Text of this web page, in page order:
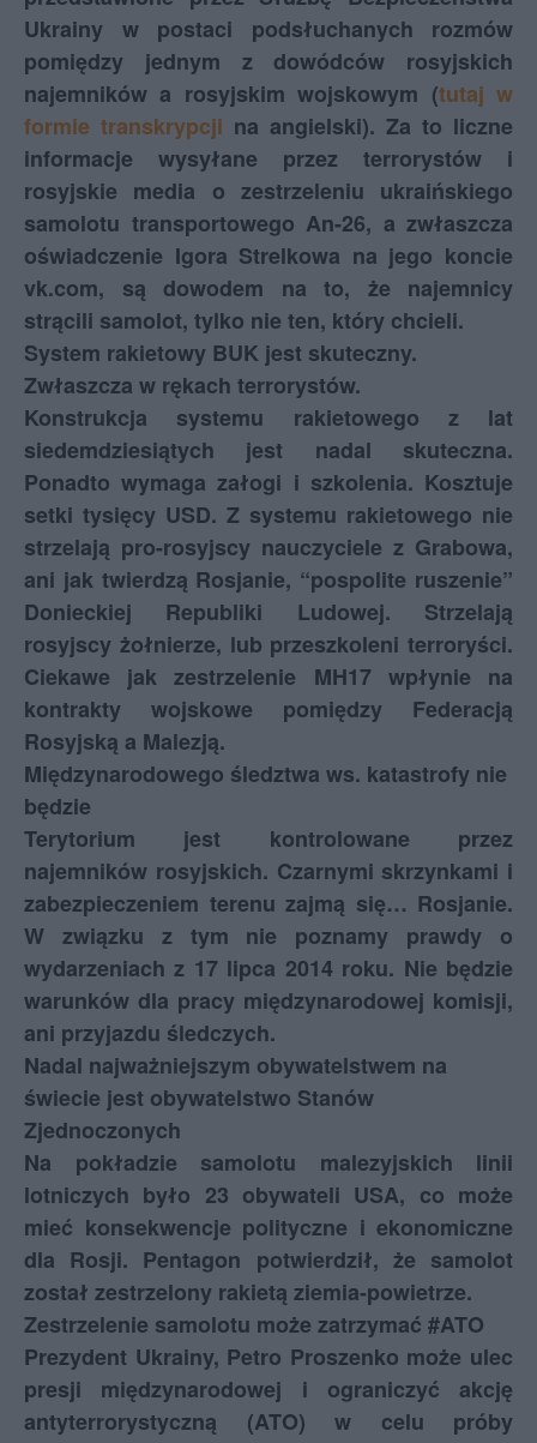
Ukrainy w postaci podsłuchanych rozmów
pomiędzy jednym z dowódców rosyjskich
najemników a rosyjskim wojskowym (tutaj w
formie transkrypcji na angielski). Za to liczne
informacje wysyłane przez terrorystów i
rosyjskie media o zestrzeleniu ukraińskiego
samolotu transportowego An-26, a zwłaszcza
oświadczenie Igora Strelkowa na jego koncie
vk.com, są dowodem na to, że najemnicy
strącili samolot, tylko nie ten, który chcieli.
System rakietowy BUK jest skuteczny.
Zwłaszcza w rękach terrorystów.
Konstrukcja systemu rakietowego z lat
siedemdziesiątych jest nadal skuteczna.
Ponadto wymaga załogi i szkolenia. Kosztuje
setki tysięcy USD. Z systemu rakietowego nie
strzelają pro-rosyjscy nauczyciele z Grabowa,
ani jak twierdzą Rosjanie, “pospolite ruszenie”
Donieckiej Republiki Ludowej. Strzelają
rosyjscy żołnierze, lub przeszkoleni terroryści.
Ciekawe jak zestrzelenie MH17 wpłynie na
kontrakty wojskowe pomiędzy Federacją
Rosyjską a Malezją.
Międzynarodowego śledztwa ws. katastrofy nie
będzie
Terytorium jest kontrolowane przez
najemników rosyjskich. Czarnymi skrzynkami i
zabezpieczeniem terenu zajmą się… Rosjanie.
W związku z tym nie poznamy prawdy o
wydarzeniach z 17 lipca 2014 roku. Nie będzie
warunków dla pracy międzynarodowej komisji,
ani przyjazdu śledczych.
Nadal najważniejszym obywatelstwem na
świecie jest obywatelstwo Stanów
Zjednoczonych
Na pokładzie samolotu malezyjskich linii
lotniczych było 23 obywateli USA, co może
mieć konsekwencje polityczne i ekonomiczne
dla Rosji. Pentagon potwierdził, że samolot
został zestrzelony rakietą ziemia-powietrze.
Zestrzelenie samolotu może zatrzymać #ATO
Prezydent Ukrainy, Petro Proszenko może ulec
presji międzynarodowej i ograniczyć akcję
antyterrorystyczną (ATO) w celu próby